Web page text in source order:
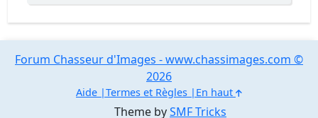
Theme bySMF Tricks
Forum Chasseur d'Images - www.chassimages.com ©
2026
Aide Termes et Règles En haut